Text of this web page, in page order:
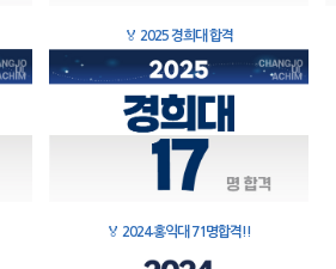
🏅 2025 경희대 합격
🏅 2024 홍익대 71명합격!!